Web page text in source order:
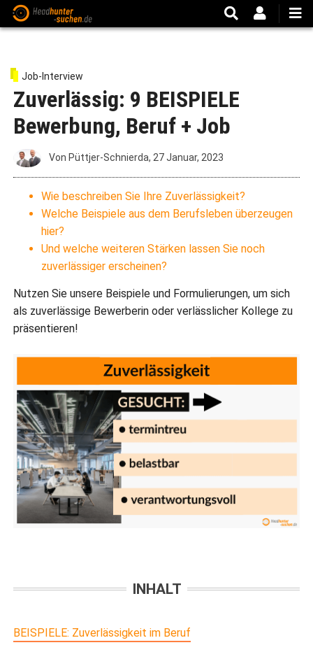
Direkt
zum
Job-Interview
Zuverlässig: 9 BEISPIELE
Bewerbung, Beruf + Job
Von Püttjer-Schnierda, 27 Januar, 2023
Wie beschreiben Sie Ihre Zuverlässigkeit?
Welche Beispiele aus dem Berufsleben überzeugen
hier?
Und welche weiteren Stärken lassen Sie noch
zuverlässiger erscheinen?
Nutzen Sie unsere Beispiele und Formulierungen, um sich
als zuverlässige Bewerberin oder verlässlicher Kollege zu
präsentieren!
INHALT
BEISPIELE: Zuverlässigkeit im Beruf